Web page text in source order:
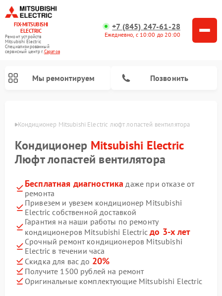
FIX-MITSUBISHI
ELECTRIC
Ремонт устройств
Mitsubishi Electric
Специализированный
cервисный центр г.Саратов
+7 (845) 247-61-28
Ежедневно, с 10:00 до 20:00
Мы ремонтируем Позвонить
Кондиционер Mitsubishi Electric люфт лопастей вентилятора
Кондиционер Mitsubishi Electric
Люфт лопастей вентилятора
Бесплатная диагностика даже при отказе от
ремонта
Привезем и увезем кондиционер Mitsubishi
Electric собственной доставкой
Гарантия на наши работы по ремонту
кондиционеров Mitsubishi Electricдо 3-х лет
Срочный ремонт кондиционеров Mitsubishi
Electric в течении часа
Скидка для вас до 20%
Получите 1500 рублей на ремонт
Оригинальные комплектующие Mitsubishi Electric